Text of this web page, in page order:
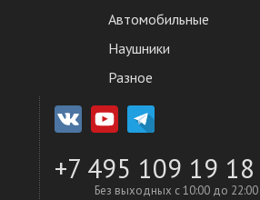
Автомобильные
Наушники
Разное
+7 495 109 19 18
Без выходных с 10:00 до 22:00